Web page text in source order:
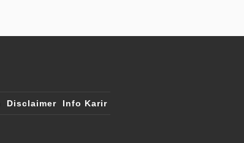
Disclaimer Info Karir